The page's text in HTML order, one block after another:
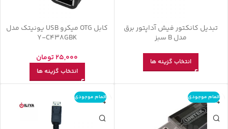
تبدیل کانکتور فیش آداپتور برق
مدل B سبز
انتخاب گزینه ها
کابل OTG میکرو USB یونیتک مدل
Y-C438GBK
25,000تومان
انتخاب گزینه ها
اتمام موجودی اتمام موجودی